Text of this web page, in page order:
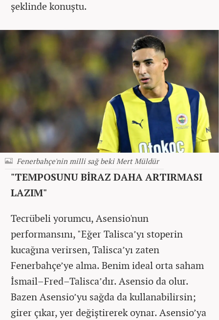
şeklinde konuştu.
Fenerbahçe'nin milli sağ beki Mert Müldür
"TEMPOSUNU BİRAZ DAHA ARTIRMASI
LAZIM"
Tecrübeli yorumcu, Asensio'nun
performansını, "Eğer Talisca’yı stoperin
kucağına verirsen, Talisca’yı zaten
Fenerbahçe’ye alma. Benim ideal orta saham
İsmail–Fred–Talisca’dır. Asensio da olur.
Bazen Asensio’yu sağda da kullanabilirsin;
girer çıkar, yer değiştirerek oynar. Asensio’ya